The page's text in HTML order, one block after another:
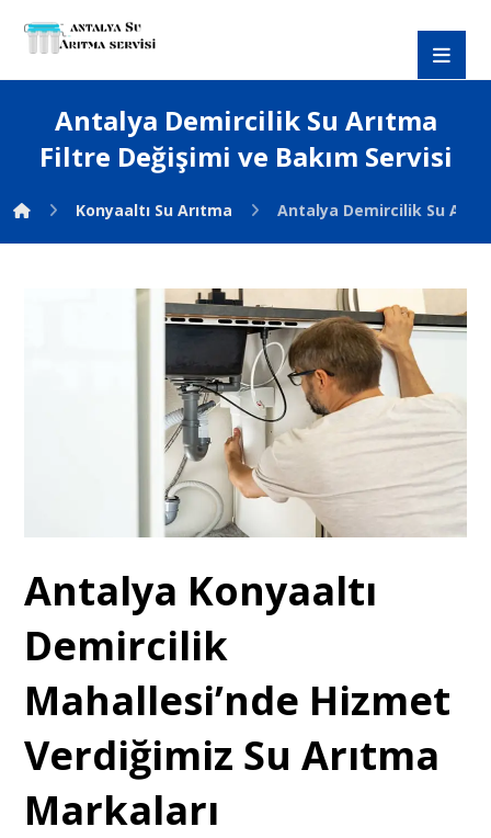
Antalya Demircilik Su Arıtma
Filtre Değişimi ve Bakım Servisi
Konyaaltı Su Arıtma Antalya Demircilik Su
Antalya Konyaaltı
Demircilik
Mahallesi’nde Hizmet
Verdiğimiz Su Arıtma
Markaları